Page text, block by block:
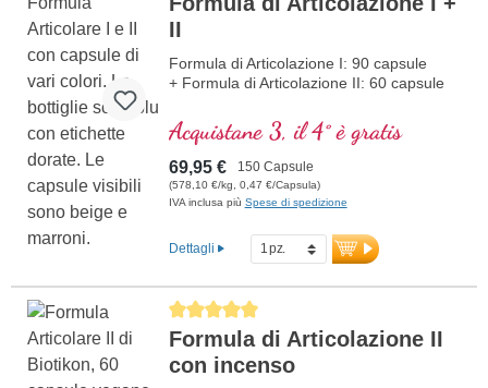
II
Formula di Articolazione I: 90 capsule
+ Formula di Articolazione II: 60 capsule
Acquistane 3, il 4° è gratis
69,95 € 150 Capsule
(578,10 €/kg, 0,47 €/Capsula)
IVA inclusa più Spese di spedizione
Dettagli
Average rating of 5 out of 5 stars
Formula di Articolazione II
con incenso